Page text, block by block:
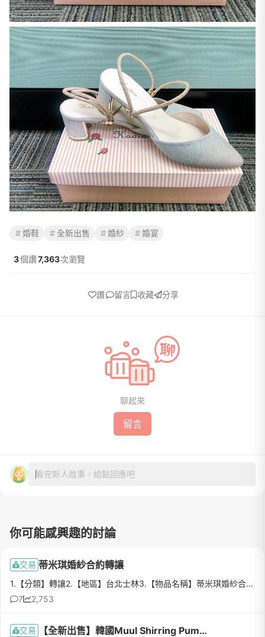
婚鞋 全新出售 婚紗 婚宴
3個讚7,363次瀏覽
讚 留言 收藏 分享
聊起來
留言
看完新人故事，給點回應吧
你可能感興趣的討論
交易 蒂米琪婚紗合約轉讓
1.【分類】轉讓2.【地區】台北士林3.【物品名稱】蒂米琪婚紗合約C方案4.【數量】15.【物品狀態】全新6.【介紹】3F白紗*1+3F禮服*1+2F禮服*1+頭紗*17.【價格】C方案原價$76800，當訂+折扣後$598008.【交易方式】蒂米...
7
2,753
交易 【全新出售】韓國Muul Shirring Pumps婚鞋(保留中)